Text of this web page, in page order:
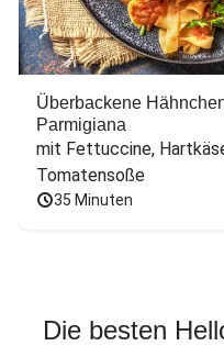
Überbackene
Parmigiana
mit Fettuccine,
Tomatensoße
35 Minuten
Die besten